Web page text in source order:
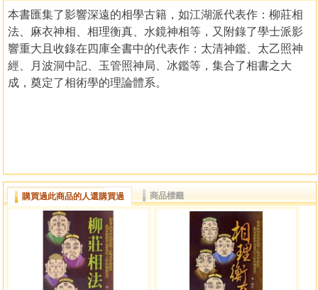
本書匯集了影響深遠的相學古籍，如江湖派代表作：柳莊相
法、麻衣神相、相理衡真、水鏡神相等，又附錄了學士派影
響重大且收錄在四庫全書中的代表作：太清神鑑、太乙照神
經、月波洞中記、玉管照神局、冰鑑等，集合了相書之大
成，奠定了相術學的理論體系。
購買過此商品的人還購買過 商品標籤